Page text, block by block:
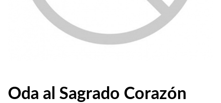
Oda al Sagrado Corazón